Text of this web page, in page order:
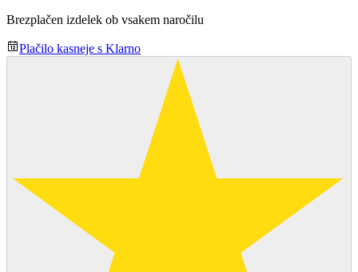
Brezplačen izdelek ob vsakem naročilu
Plačilo kasneje s Klarno